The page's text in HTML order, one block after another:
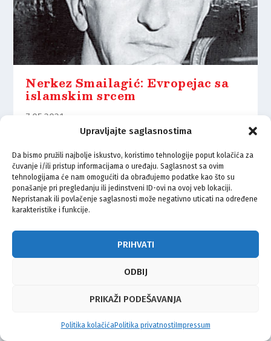
Upravljajte saglasnostima
Da bismo pružili najbolje iskustvo, koristimo tehnologije poput kolačića za
čuvanje i/ili pristup informacijama o uređaju. Saglasnost sa ovim
tehnologijama će nam omogućiti da obrađujemo podatke kao što su
ponašanje pri pregledanju ili jedinstveni ID-ovi na ovoj veb lokaciji.
Nepristanak ili povlačenje saglasnosti može negativno uticati na određene
karakteristike i funkcije.
PRIHVATI
ODBIJ
PRIKAŽI PODEŠAVANJA
Politika kolačićaPolitika privatnosti Impressum
Nerkez Smailagić: Evropejac sa
islamskim srcem
7.05.2021.
© Vijeće bošnjačke nacionalne manjine Grada Zagreba 2026
Impressum
Kontakt